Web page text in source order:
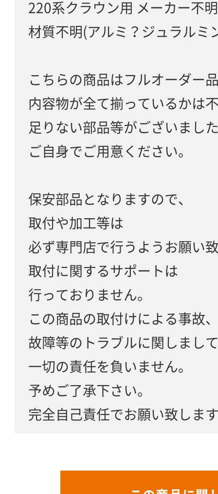
220系クラウン用 メーカー不明
材質不明(アルミ？ジュラルミ
こちらの商品はフルオーダー
内容物が全て揃っているかは
足りない部品等がございまし
ご自身でご用意ください。
保安部品となりますので、
取付や加工等は
必ず専門店で行うようお願い
取付に関するサポートは
行っておりません。
この商品の取付けによる事故
故障等のトラブルに関しまし
一切の責任を負いません。
予めご了承下さい。
完全自己責任でお願い致しま